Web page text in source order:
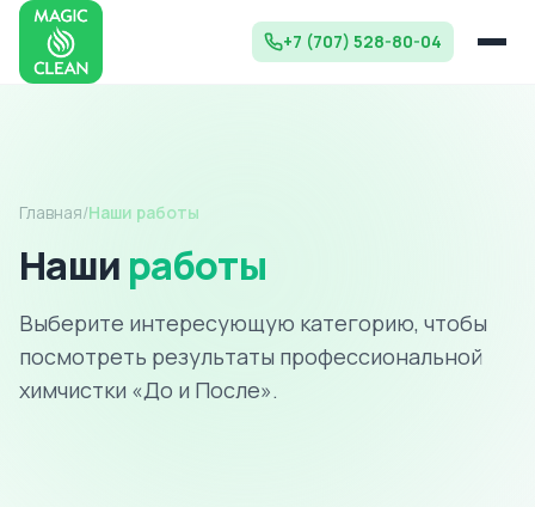
+7 (707) 528-80-04
Главная/Наши работы
Наши работы
Выберите интересующую категорию, чтобы
посмотреть результаты профессиональной
химчистки «До и После».